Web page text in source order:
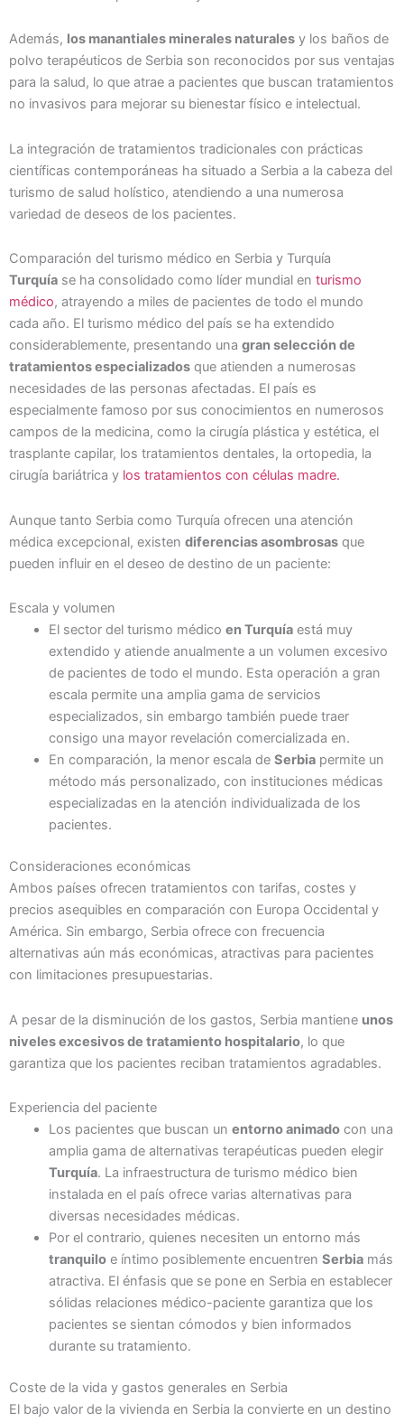
Además, los manantiales minerales naturales y los baños de
polvo terapéuticos de Serbia son reconocidos por sus ventajas
para la salud, lo que atrae a pacientes que buscan tratamientos
no invasivos para mejorar su bienestar físico e intelectual.
La integración de tratamientos tradicionales con prácticas
científicas contemporáneas ha situado a Serbia a la cabeza del
turismo de salud holístico, atendiendo a una numerosa
variedad de deseos de los pacientes.
Comparación del turismo médico en Serbia y Turquía
Turquía se ha consolidado como líder mundial en turismo
médico, atrayendo a miles de pacientes de todo el mundo
cada año. El turismo médico del país se ha extendido
considerablemente, presentando una gran selección de
tratamientos especializados que atienden a numerosas
necesidades de las personas afectadas. El país es
especialmente famoso por sus conocimientos en numerosos
campos de la medicina, como la cirugía plástica y estética, el
trasplante capilar, los tratamientos dentales, la ortopedia, la
cirugía bariátrica y los tratamientos con células madre.
Aunque tanto Serbia como Turquía ofrecen una atención
médica excepcional, existen diferencias asombrosas que
pueden influir en el deseo de destino de un paciente:
Escala y volumen
El sector del turismo médico en Turquíaestá muy
extendido y atiende anualmente a un volumen excesivo
de pacientes de todo el mundo. Esta operación a gran
escala permite una amplia gama de servicios
especializados, sin embargo también puede traer
consigo una mayor revelación comercializada en.
En comparación, la menor escala de Serbiapermite un
método más personalizado, con instituciones médicas
especializadas en la atención individualizada de los
pacientes.
Consideraciones económicas
Ambos países ofrecen tratamientos con tarifas, costes y
precios asequibles en comparación con Europa Occidental y
América. Sin embargo, Serbia ofrece con frecuencia
alternativas aún más económicas, atractivas para pacientes
con limitaciones presupuestarias.
A pesar de la disminución de los gastos, Serbia mantiene unos
niveles excesivos de tratamiento hospitalario, lo que
garantiza que los pacientes reciban tratamientos agradables.
Experiencia del paciente
Los pacientes que buscan un entorno animadocon una
amplia gama de alternativas terapéuticas pueden elegir
Turquía. La infraestructura de turismo médico bien
instalada en el país ofrece varias alternativas para
diversas necesidades médicas.
Por el contrario, quienes necesiten un entorno más
tranquiloe íntimo posiblemente encuentren Serbiamás
atractiva. El énfasis que se pone en Serbia en establecer
sólidas relaciones médico-paciente garantiza que los
pacientes se sientan cómodos y bien informados
durante su tratamiento.
Coste de la vida y gastos generales en Serbia
El bajo valor de la vivienda en Serbia la convierte en un destino